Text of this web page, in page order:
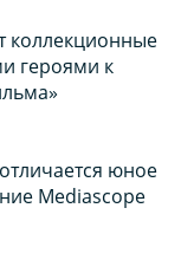
коллекционные
героями к
юное
Mediascope